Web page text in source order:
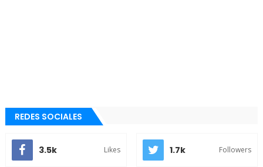
REDES SOCIALES
3.5k Likes 1.7k Followers